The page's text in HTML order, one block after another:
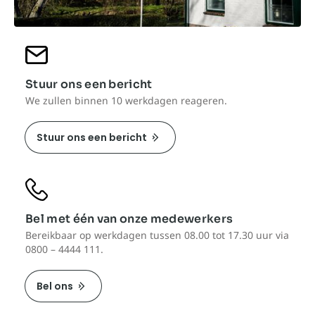
Stuur ons een bericht
We zullen binnen 10 werkdagen reageren.
Stuur ons een bericht
Bel met één van onze medewerkers
Bereikbaar op werkdagen tussen 08.00 tot 17.30 uur via
0800 – 4444 111.
Bel ons